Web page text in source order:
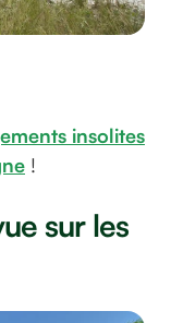
insolites
!
sur les